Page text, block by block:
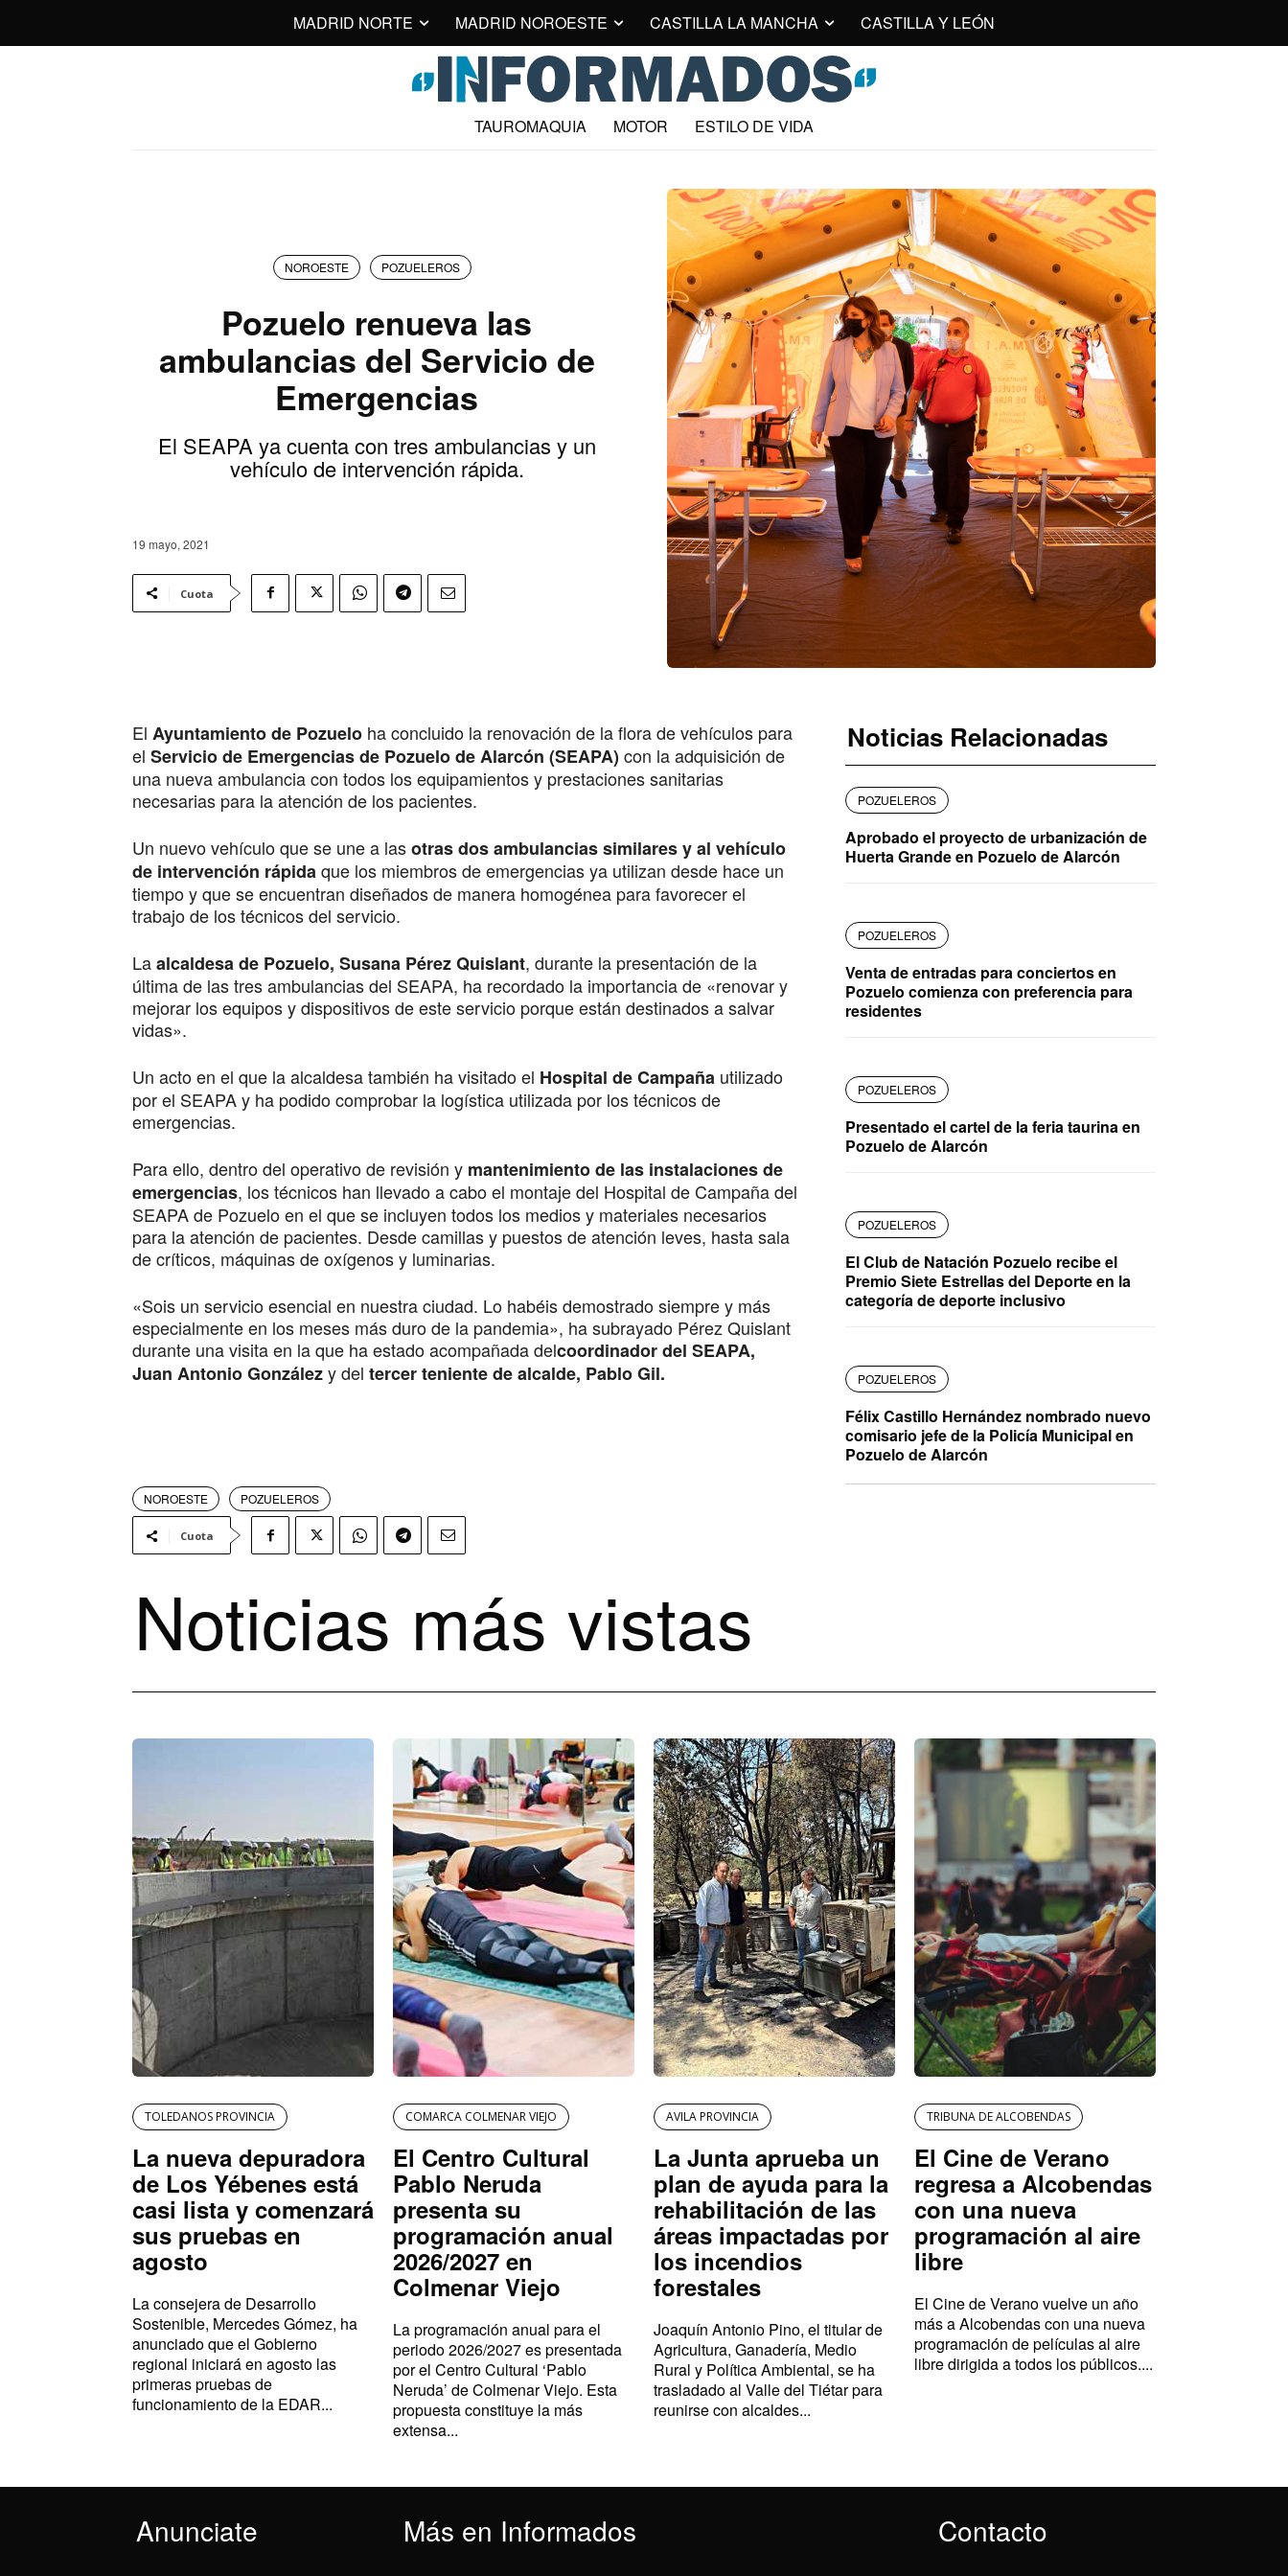
MADRID NORTE MADRID NOROESTE CASTILLA LA MANCHA CASTILLA Y LEÓN
TAUROMAQUIA MOTOR ESTILO DE VIDA
NOROESTE POZUELEROS
Pozuelo renueva las
ambulancias del Servicio de
Emergencias
El SEAPA ya cuenta con tres ambulancias y un
vehículo de intervención rápida.
19 mayo, 2021
Cuota
El Ayuntamiento de Pozuelo ha concluido la renovación de la flora de vehículos para
el Servicio de Emergencias de Pozuelo de Alarcón (SEAPA) con la adquisición de
una nueva ambulancia con todos los equipamientos y prestaciones sanitarias
necesarias para la atención de los pacientes.
Un nuevo vehículo que se une a lasotras dos ambulancias similares y al vehículo
de intervención rápidaque los miembros de emergencias ya utilizan desde hace un
tiempo y que se encuentran diseñados de manera homogénea para favorecer el
trabajo de los técnicos del servicio.
Laalcaldesa de Pozuelo, Susana Pérez Quislant, durante la presentación de la
última de las tres ambulancias del SEAPA, ha recordado la importancia de «renovar y
mejorar los equipos y dispositivos de este servicio porque están destinados a salvar
vidas».
Un acto en el que la alcaldesa también ha visitado el Hospital de Campaña utilizado
por el SEAPA y ha podido comprobar la logística utilizada por los técnicos de
emergencias.
Para ello, dentro del operativo de revisión y mantenimiento de las instalaciones de
emergencias, los técnicos han llevado a cabo el montaje del Hospital de Campaña del
SEAPA de Pozuelo en el que se incluyen todos los medios y materiales necesarios
para la atención de pacientes. Desde camillas y puestos de atención leves, hasta sala
de críticos, máquinas de oxígenos y luminarias.
«Sois un servicio esencial en nuestra ciudad. Lo habéis demostrado siempre y más
especialmente en los meses más duro de la pandemia», ha subrayado Pérez Quislant
durante una visita en la que ha estado acompañada delcoordinador del SEAPA,
Juan Antonio Gonzálezy del tercer teniente de alcalde, Pablo Gil.
NOROESTE POZUELEROS
Cuota
Noticias Relacionadas
POZUELEROS
Aprobado el proyecto de urbanización de
Huerta Grande en Pozuelo de Alarcón
POZUELEROS
Venta de entradas para conciertos en
Pozuelo comienza con preferencia para
residentes
POZUELEROS
Presentado el cartel de la feria taurina en
Pozuelo de Alarcón
POZUELEROS
El Club de Natación Pozuelo recibe el
Premio Siete Estrellas del Deporte en la
categoría de deporte inclusivo
POZUELEROS
Félix Castillo Hernández nombrado nuevo
comisario jefe de la Policía Municipal en
Pozuelo de Alarcón
Noticias más vistas
TOLEDANOS PROVINCIA
La nueva depuradora
de Los Yébenes está
casi lista y comenzará
sus pruebas en
agosto
La consejera de Desarrollo
Sostenible, Mercedes Gómez, ha
anunciado que el Gobierno
regional iniciará en agosto las
primeras pruebas de
funcionamiento de la EDAR...
COMARCA COLMENAR VIEJO
El Centro Cultural
Pablo Neruda
presenta su
programación anual
2026/2027 en
Colmenar Viejo
La programación anual para el
periodo 2026/2027 es presentada
por el Centro Cultural ‘Pablo
Neruda’ de Colmenar Viejo. Esta
propuesta constituye la más
extensa...
AVILA PROVINCIA
La Junta aprueba un
plan de ayuda para la
rehabilitación de las
áreas impactadas por
los incendios
forestales
Joaquín Antonio Pino, el titular de
Agricultura, Ganadería, Medio
Rural y Política Ambiental, se ha
trasladado al Valle del Tiétar para
reunirse con alcaldes...
TRIBUNA DE ALCOBENDAS
El Cine de Verano
regresa a Alcobendas
con una nueva
programación al aire
libre
El Cine de Verano vuelve un año
más a Alcobendas con una nueva
programación de películas al aire
libre dirigida a todos los públicos....
Anunciate Más en Informados Contacto